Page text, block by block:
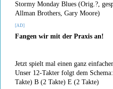
Stormy Monday Blues (Orig.?,
Allman Brothers, Gary Moore)
[AD]
Fangen wir mit der Praxis an!
Jetzt spielt mal einen ganz
Unser 12-Takter folgt dem
Takte) B (2 Takte) E (2 Takte)